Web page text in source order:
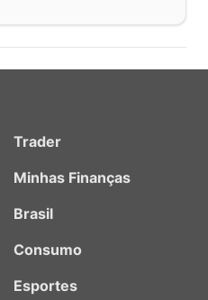
Trader
Minhas Finanças
Brasil
Consumo
Esportes